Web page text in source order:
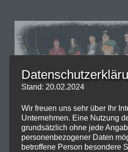
Stand: 20.02.2024
Wir freuen uns sehr über Ihr
Unternehmen. Eine Nutzung
grundsätzlich ohne jede
personenbezogener Daten
betroffene Person besondere